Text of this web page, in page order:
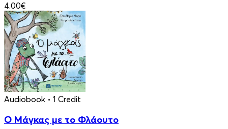
4.00€
Audiobook • 1 Credit
Ο Μάγκας με το Φλάουτο